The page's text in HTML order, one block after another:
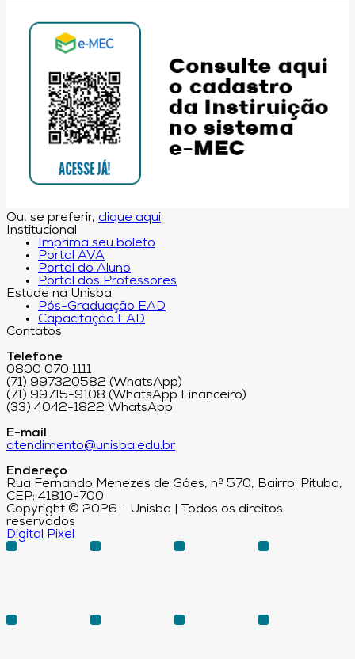
Ou, se preferir, clique aqui
Institucional
Imprima seu boleto
Portal AVA
Portal do Aluno
Portal dos Professores
Estude na Unisba
Pós-Graduação EAD
Capacitação EAD
Contatos
Telefone
0800 070 1111
(71) 997320582 (WhatsApp)
(71) 99715-9108 (WhatsApp Financeiro)
(33) 4042-1822 WhatsApp
E-mail
atendimento@unisba.edu.br
Endereço
Rua Fernando Menezes de Góes, nº 570, Bairro: Pituba,
CEP: 41810-700
Copyright © 2026 - Unisba | Todos os direitos
reservados
Digital Pixel